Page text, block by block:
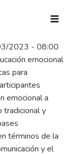
2023 - 08:00
emocional
para
emocional a
tradicional y
términos de la
y el